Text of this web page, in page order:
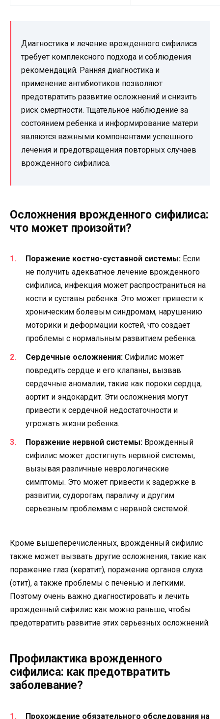
Диагностика и лечение врожденного сифилиса
требует комплексного подхода и соблюдения
рекомендаций. Ранняя диагностика и
применение антибиотиков позволяют
предотвратить развитие осложнений и снизить
риск смертности. Тщательное наблюдение за
состоянием ребенка и информирование матери
являются важными компонентами успешного
лечения и предотвращения повторных случаев
врожденного сифилиса.
Осложнения врожденного сифилиса:
что может произойти?
Поражение костно-суставной системы: Если
не получить адекватное лечение врожденного
сифилиса, инфекция может распространиться на
кости и суставы ребенка. Это может привести к
хроническим болевым синдромам, нарушению
моторики и деформации костей, что создает
проблемы с нормальным развитием ребенка.
Сердечные осложнения: Сифилис может
повредить сердце и его клапаны, вызвав
сердечные аномалии, такие как пороки сердца,
аортит и эндокардит. Эти осложнения могут
привести к сердечной недостаточности и
угрожать жизни ребенка.
Поражение нервной системы: Врожденный
сифилис может достигнуть нервной системы,
вызывая различные неврологические
симптомы. Это может привести к задержке в
развитии, судорогам, параличу и другим
серьезным проблемам с нервной системой.
Кроме вышеперечисленных, врожденный сифилис
также может вызвать другие осложнения, такие как
поражение глаз (кератит), поражение органов слуха
(отит), а также проблемы с печенью и легкими.
Поэтому очень важно диагностировать и лечить
врожденный сифилис как можно раньше, чтобы
предотвратить развитие этих серьезных осложнений.
Профилактика врожденного
сифилиса: как предотвратить
заболевание?
Прохождение обязательного обследования на